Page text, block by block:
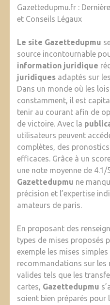
Gazettedupmu.fr :
et Conseils Légaux
Le site Gazettedupmu
source incontournable
information juridique
juridiques adaptés sur les
Dans un monde où les
constamment, il est
tenir au courant afin de
de victoire. Avec la
utilisateurs peuvent
complètes, des
efficaces. Grâce à un
une note moyenne de 4.1/
Gazettedupmu ne
précision et l’expertise
amateurs de paris.
En proposant des
types de mises proposés
exemple les mises
recommandations sur les
valides tels que les
cartes, Gazettedupmu
soient bien préparés pour